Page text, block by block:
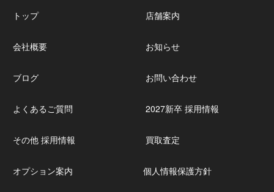
トップ 店舗案内
会社概要 お知らせ
ブログ お問い合わせ
よくあるご質問 2027新卒 採用情報
その他 採用情報 買取査定
オプション案内 個人情報保護方針